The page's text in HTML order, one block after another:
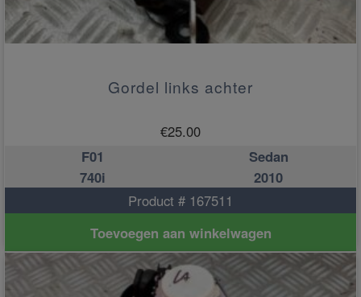
Gordel links achter
€25.00
F01
Sedan
740i
2010
Product # 167511
Toevoegen aan winkelwagen